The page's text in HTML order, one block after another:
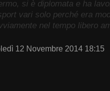
si è diplomata e ha
vari solo perché era
nel tempo libero
12 Novembre 2014 18:15